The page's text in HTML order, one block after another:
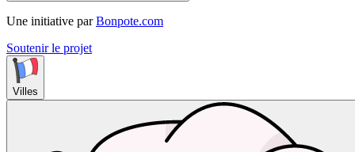
Une initiative par Bonpote.com
Soutenir le projet
Villes